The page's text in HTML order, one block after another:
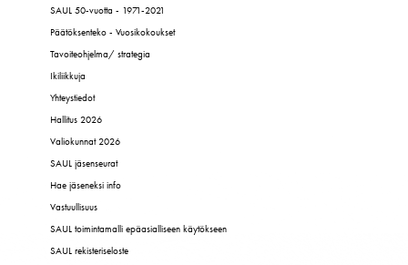
SAUL 50-vuotta - 1971-2021
Päätöksenteko - Vuosikokoukset
Tavoiteohjelma/ strategia
Ikiliikkuja
Yhteystiedot
Hallitus 2026
Valiokunnat 2026
SAUL jäsenseurat
Hae jäseneksi info
Vastuullisuus
SAUL toimintamalli epäasialliseen käytökseen
SAUL rekisteriseloste